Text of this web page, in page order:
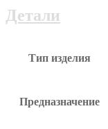
ЛАЙНБЛОК
поя-124-
Детали
Тип изделия
Предназначение